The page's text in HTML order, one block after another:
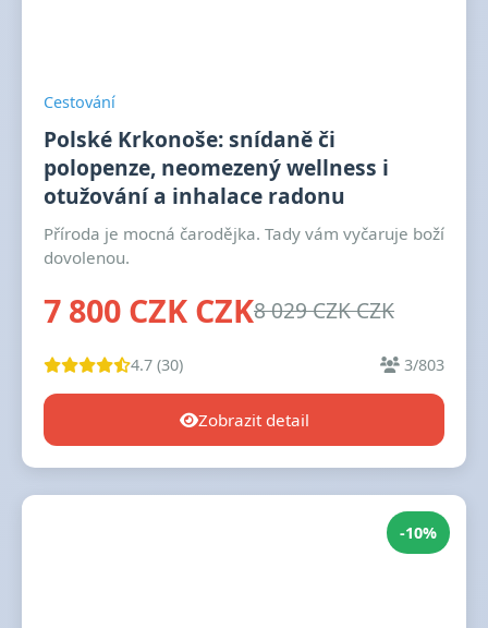
Cestování
Polské Krkonoše: snídaně či
polopenze, neomezený wellness i
otužování a inhalace radonu
Příroda je mocná čarodějka. Tady vám vyčaruje boží
dovolenou.
7 800 CZK CZK8 029 CZK CZK
4.7 (30) 3/803
Zobrazit detail
-10%